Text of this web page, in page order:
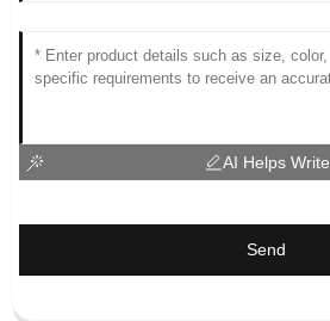
AI Helps Write
Send